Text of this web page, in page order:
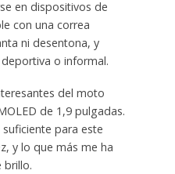
en dispositivos de
con una correa
ni desentona, y
o informal.
del moto
de 1,9 pulgadas.
para este
y lo que más me ha
brillo.